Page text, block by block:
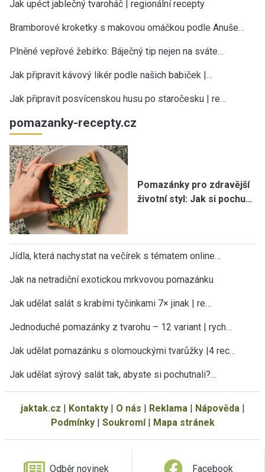
Jak upéct jablečný tvaroháč | regionální recepty
Bramborové kroketky s makovou omáčkou podle Anuše…
Plněné vepřové žebírko: Báječný tip nejen na sváte…
Jak připravit kávový likér podle našich babiček |…
Jak připravit posvícenskou husu po staročesku | re…
pomazanky-recepty.cz
Pomazánky pro zdravější
životní styl: Jak si pochu…
Jídla, která nachystat na večírek s tématem online…
Jak na netradiční exotickou mrkvovou pomazánku
Jak udělat salát s krabími tyčinkami 7× jinak | re…
Jednoduché pomazánky z tvarohu – 12 variant | rych…
Jak udělat pomazánku s olomouckými tvarůžky |4 rec…
Jak udělat sýrový salát tak, abyste si pochutnali?…
jaktak.cz | Kontakty| O nás | Reklama | Nápověda |
Podmínky| Soukromí| Mapa stránek
Odběr novinek Facebook